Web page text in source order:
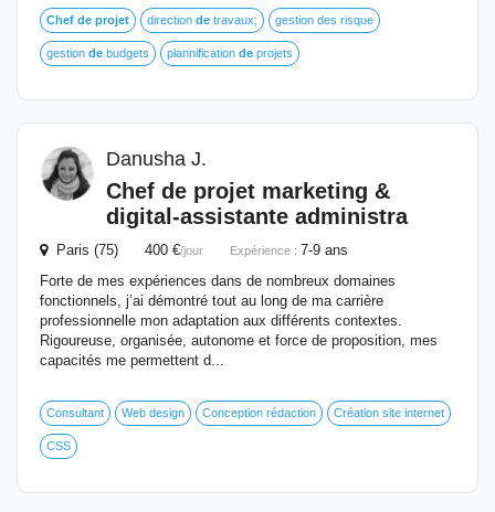
Chef de projet direction de travaux; gestion des risque
gestion de budgets plannification de projets
Danusha J.
Chef de projet marketing &
digital-assistante administra
Paris (75) 400 €/jour Expérience : 7-9 ans
Forte de mes expériences dans de nombreux domaines
fonctionnels, j’ai démontré tout au long de ma carrière
professionnelle mon adaptation aux différents contextes.
Rigoureuse, organisée, autonome et force de proposition, mes
capacités me permettent d...
Consultant Web design Conception rédaction Création site internet
CSS